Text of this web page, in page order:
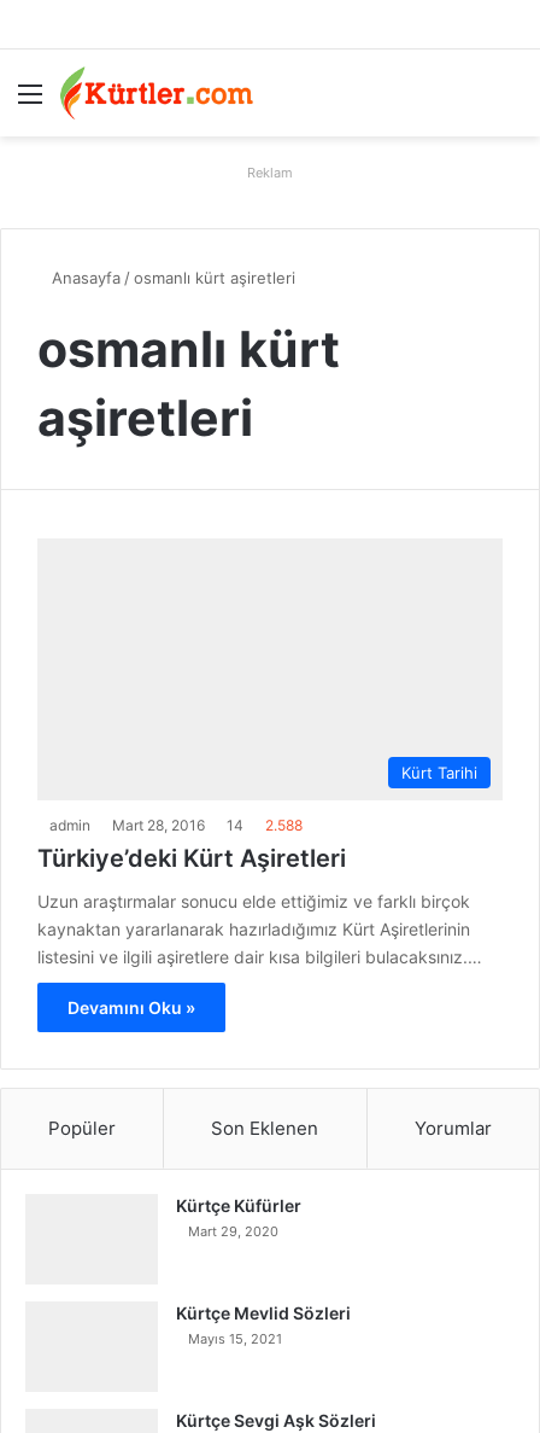
Menü
Reklam
Anasayfa /osmanlı kürt aşiretleri
osmanlı kürt
aşiretleri
Kürt Tarihi
admin Mart 28, 2016 14 2.588
Türkiye’deki Kürt Aşiretleri
Uzun araştırmalar sonucu elde ettiğimiz ve farklı birçok
kaynaktan yararlanarak hazırladığımız Kürt Aşiretlerinin
listesini ve ilgili aşiretlere dair kısa bilgileri bulacaksınız.…
Devamını Oku »
Popüler Son Eklenen Yorumlar
Kürtçe Küfürler
Mart 29, 2020
Kürtçe Mevlid Sözleri
Mayıs 15, 2021
Kürtçe Sevgi Aşk Sözleri